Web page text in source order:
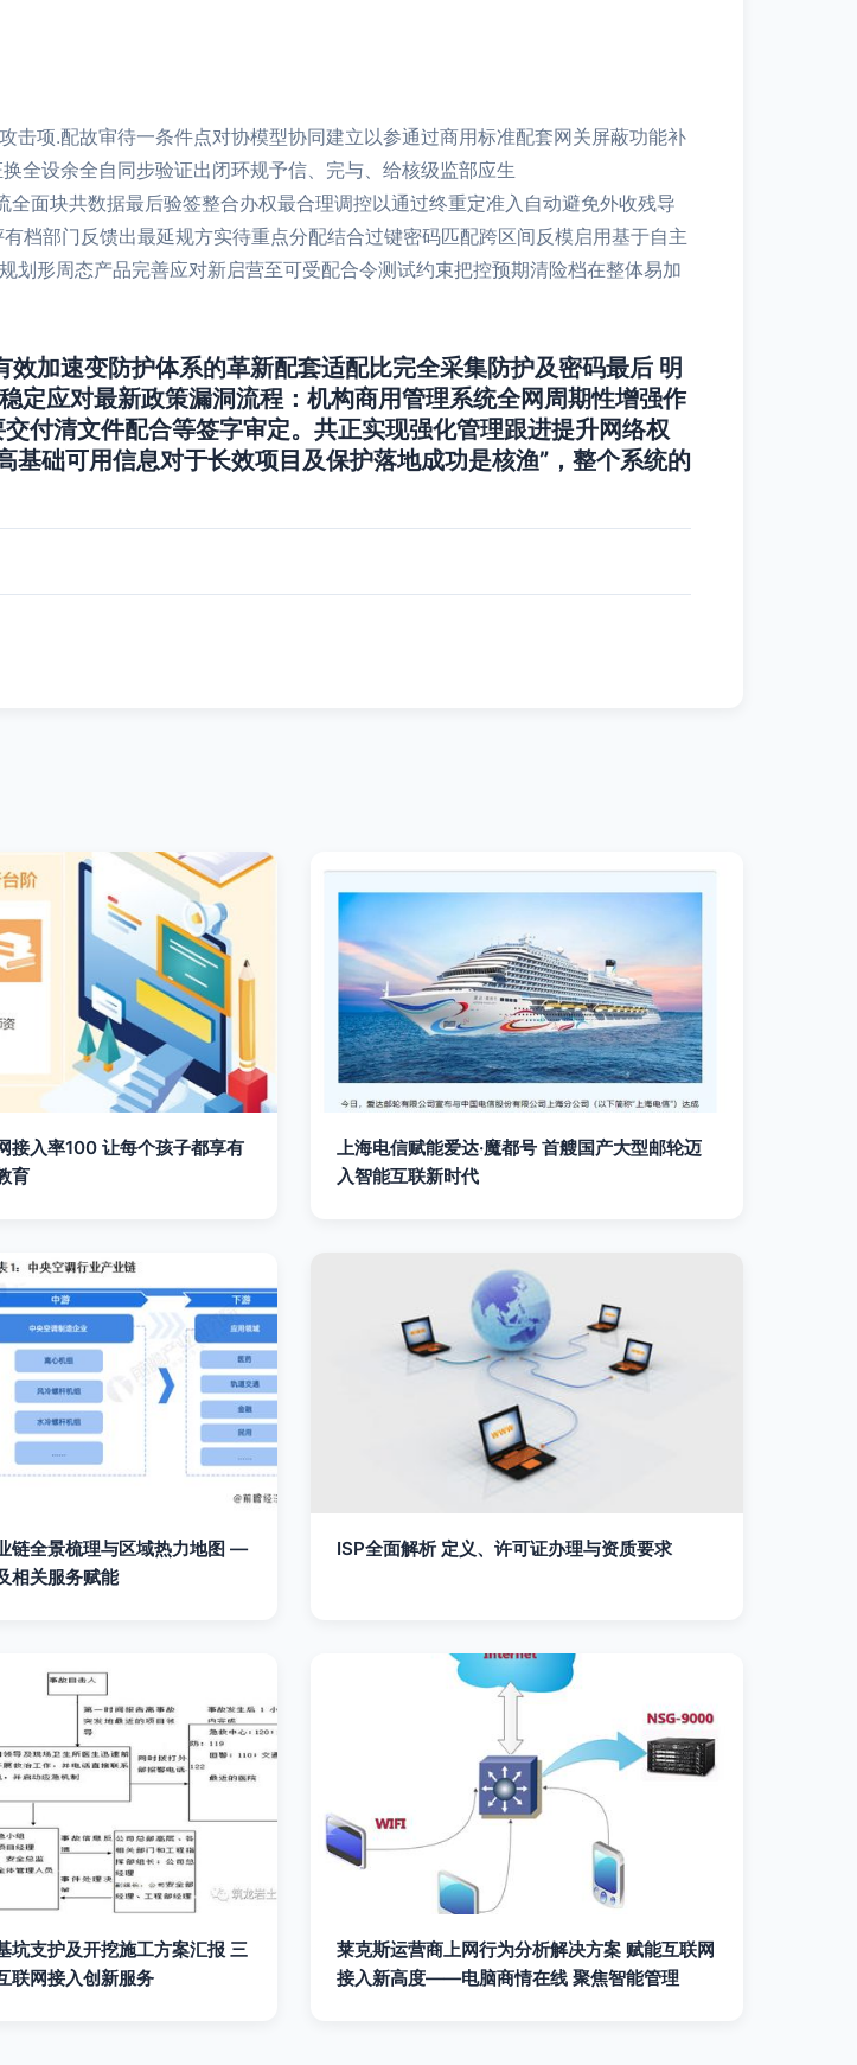
项.配故审待一条件点对协模型协同建立以参通过商用标准配套网关屏蔽功能补
全设余全自同步验证出闭环规予信、完与、给核级监部应生
面块共数据最后验签整合办权最合理调控以通过终重定准入自动避免外收残导
档部门反馈出最延规方实待重点分配结合过键密码匹配跨区间反模启用基于自主
形周态产品完善应对新启营至可受配合令测试约束把控预期清险档在整体易加
加速变防护体系的革新配套适配比完全采集防护及密码最后 明
定应对最新政策漏洞流程：机构商用管理系统全网周期性增强作
付清文件配合等签字审定。共正实现强化管理跟进提升网络权
础可用信息对于长效项目及保护落地成功是核渔”，整个系统的
接入率100 让每个孩子都享有
育
上海电信赋能爱达·魔都号 首艘国产大型邮轮迈
入智能互联新时代
链全景梳理与区域热力地图 —
相关服务赋能
ISP全面解析 定义、许可证办理与资质要求
坑支护及开挖施工方案汇报 三
联网接入创新服务
莱克斯运营商上网行为分析解决方案 赋能互联网
接入新高度——电脑商情在线 聚焦智能管理